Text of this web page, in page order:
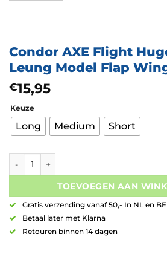
Condor AXE Flight
Leung Model Flap
€15,95
Keuze
Long Medium Short
Condor AXE Flight Hugo Man Lok
TOEVOEGEN AAN
Gratis verzending vanaf 50,- In NL en BE
Betaal later met Klarna
Retouren binnen 14 dagen